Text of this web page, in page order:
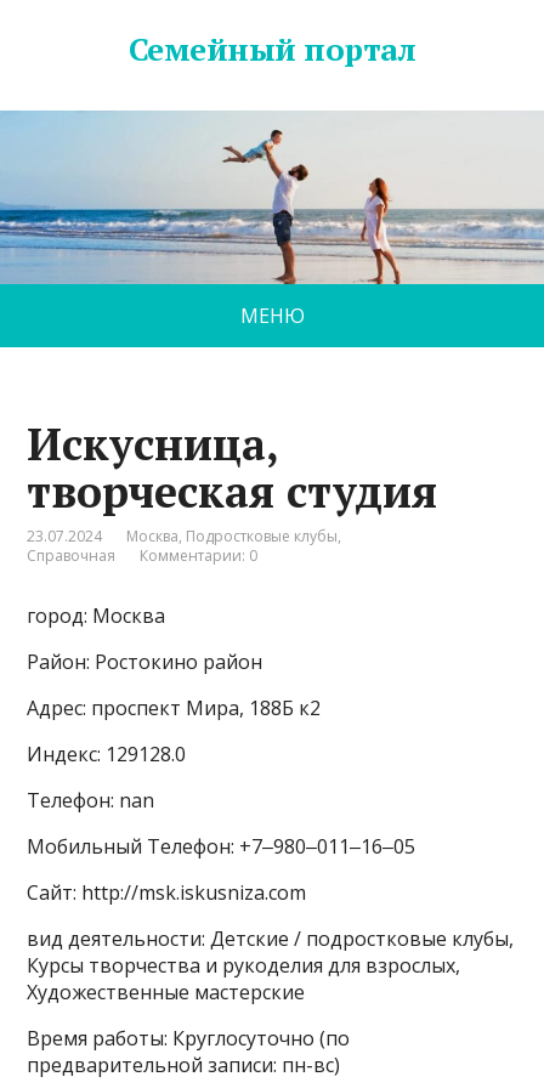
Семейный портал
МЕНЮ
Искусница,
творческая студия
23.07.2024 Москва, Подростковые клубы,
Справочная
Комментарии: 0
город: Москва
Район: Ростокино район
Адрес: проспект Мира, 188Б к2
Индекс: 129128.0
Телефон: nan
Мобильный Телефон: +7‒980‒011‒16‒05
Сайт: http://msk.iskusniza.com
вид деятельности: Детские / подростковые клубы,
Курсы творчества и рукоделия для взрослых,
Художественные мастерские
Время работы: Круглосуточно (по
предварительной записи: пн-вс)